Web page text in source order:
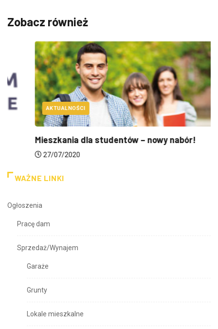
Zobacz również
AKTUALNOŚCI
Mieszkania dla studentów – nowy nabór!
27/07/2020
WAŻNE LINKI
Ogłoszenia
Pracę dam
Sprzedaż/Wynajem
Garaże
Grunty
Lokale mieszkalne